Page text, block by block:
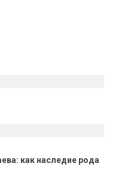
как наследие рода